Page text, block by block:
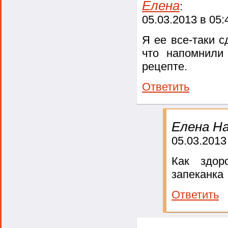
Елена:
05.03.2013 в
Я ее все-таки
что
рецепте.
Ответить
Елена
Как
запеканка
Ответить